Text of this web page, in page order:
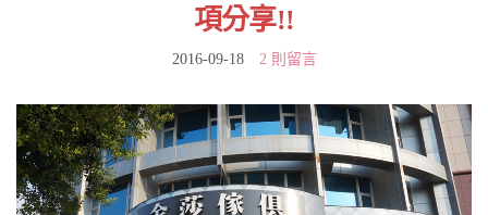
項分享!!
2016-09-18 2 則留言